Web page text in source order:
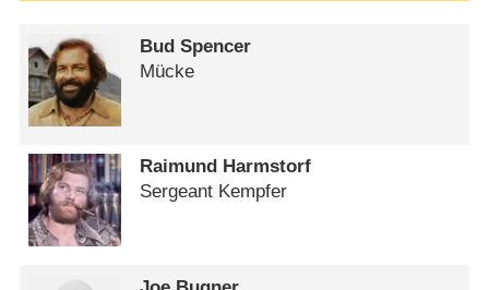
Bud Spencer
Mücke
Raimund Harmstorf
Sergeant Kempfer